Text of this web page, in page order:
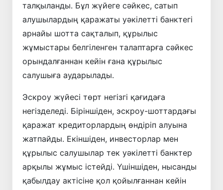
талқыланды. Бұл жүйеге сәйкес, сатып
алушылардың қаражаты уәкілетті банктегі
арнайы шотта сақталып, құрылыс
жұмыстары белгіленген талаптарға сәйкес
орындалғаннан кейін ғана құрылыс
салушыға аударылады.
Эскроу жүйесі төрт негізгі қағидаға
негізделеді. Біріншіден, эскроу-шоттардағы
қаражат кредиторлардың өндіріп алуына
жатпайды. Екіншіден, инвесторлар мен
құрылыс салушылар тек уәкілетті банктер
арқылы жұмыс істейді. Үшіншіден, нысанды
қабылдау актісіне қол қойылғаннан кейін